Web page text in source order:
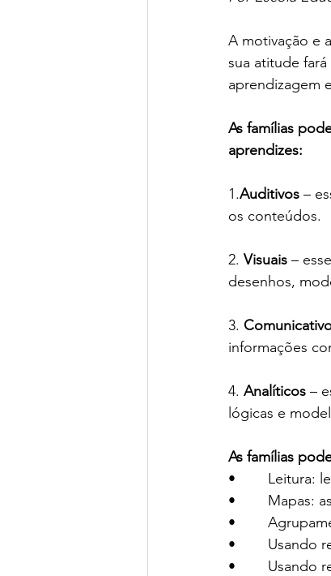
Green Book School |
Colégio BIS | SchoolAdvisor
St. Nicholas School
Avenues São Paulo |
Escola Lumiar | SchoolAdvisor
A motivação e
sua atitude
aprendizagem
As famílias
aprendizes:
1.Auditivos –
os conteúdos.
2. Visuais –
desenhos,
3.
informações
4. Analíticos –
lógicas e
As famílias
•        Leitura:
•        Mapas:
•
•        Usando
•        Usando